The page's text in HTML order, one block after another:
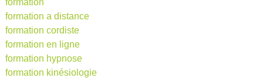
formation
formation a distance
formation cordiste
formation en ligne
formation hypnose
formation kinésiologie